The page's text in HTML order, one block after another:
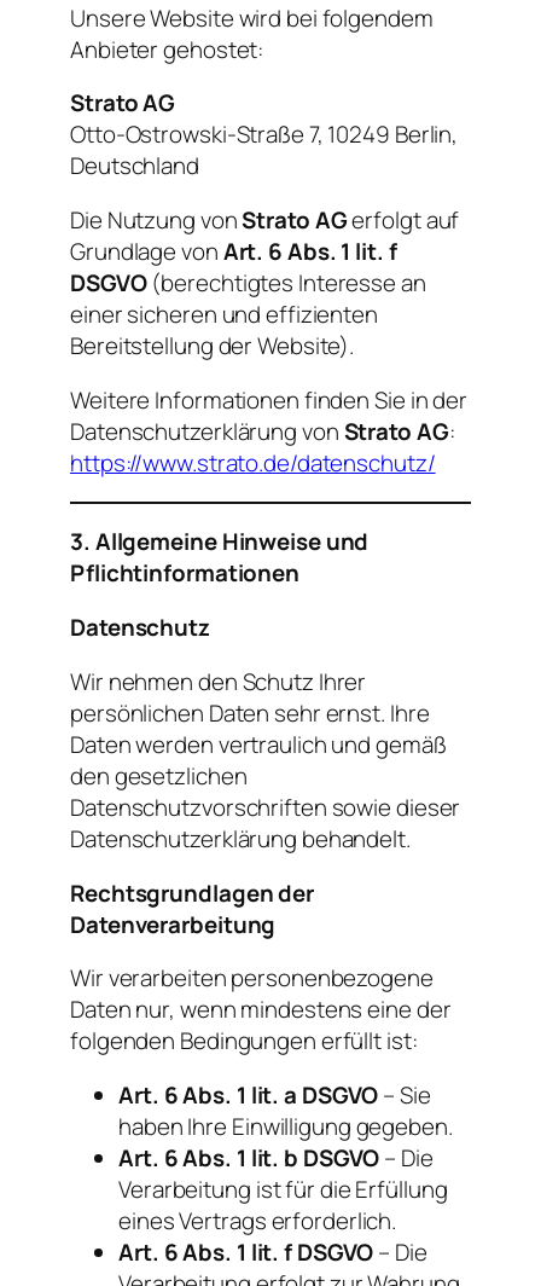
Unsere Website wird bei folgendem
Anbieter gehostet:
Strato AG
Otto-Ostrowski-Straße 7, 10249 Berlin,
Deutschland
Die Nutzung vonStrato AGerfolgt auf
Grundlage vonArt. 6 Abs. 1 lit. f
DSGVO(berechtigtes Interesse an
einer sicheren und effizienten
Bereitstellung der Website).
Weitere Informationen finden Sie in der
Datenschutzerklärung vonStrato AG:
https://www.strato.de/datenschutz/
3. Allgemeine Hinweise und
Pflichtinformationen
Datenschutz
Wir nehmen den Schutz Ihrer
persönlichen Daten sehr ernst. Ihre
Daten werden vertraulich und gemäß
den gesetzlichen
Datenschutzvorschriften sowie dieser
Datenschutzerklärung behandelt.
Rechtsgrundlagen der
Datenverarbeitung
Wir verarbeiten personenbezogene
Daten nur, wenn mindestens eine der
folgenden Bedingungen erfüllt ist:
Art. 6 Abs. 1 lit. a DSGVO– Sie
haben Ihre Einwilligung gegeben.
Art. 6 Abs. 1 lit. b DSGVO– Die
Verarbeitung ist für die Erfüllung
eines Vertrags erforderlich.
Art. 6 Abs. 1 lit. f DSGVO– Die